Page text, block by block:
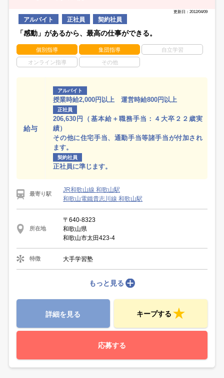
更新日：2012/04/09
アルバイト 正社員 契約社員
「感動」があるから、最高の仕事ができる。
個別指導 集団指導 自立学習
オンライン指導 その他
給与
アルバイト
授業時給2,000円以上 運営時給800円以上
正社員
206,630円（基本給＋職務手当：４大卒２２歳実
績）
その他に住宅手当、通勤手当等諸手当が付加され
ます。
契約社員
正社員に準じます。
最寄り駅
JR和歌山線 和歌山駅
和歌山電鐵貴志川線 和歌山駅
所在地
〒640-8323
和歌山県
和歌山市太田423-4
特徴 大手学習塾
もっと見る
詳細を見る キープする
応募する